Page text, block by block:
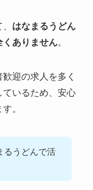
はなまるうどん
くありません。
迎の求人を多く
いるため、安心
。
るうどんで活